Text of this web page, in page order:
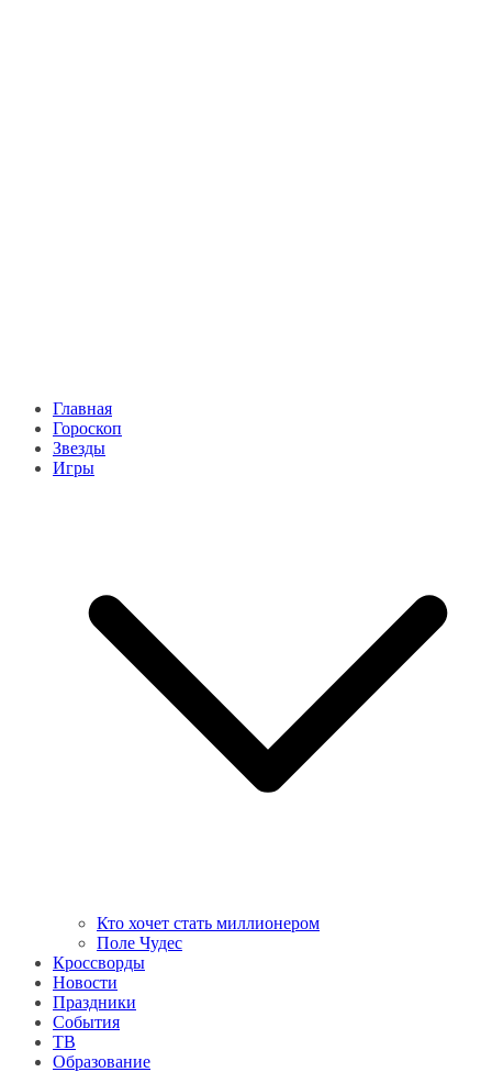
Главная
Гороскоп
Звезды
Игры
Кто хочет стать миллионером
Поле Чудес
Кроссворды
Новости
Праздники
События
ТВ
Образование